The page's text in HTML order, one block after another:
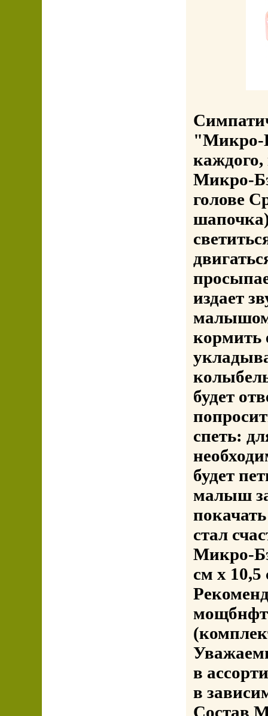
"Микро-
каждого,
Микро-
голове
шапочка)
издает
кормить
будет
спеть:
будет
малыш
стал
Микро-
см x 10,5
в
в
Состав